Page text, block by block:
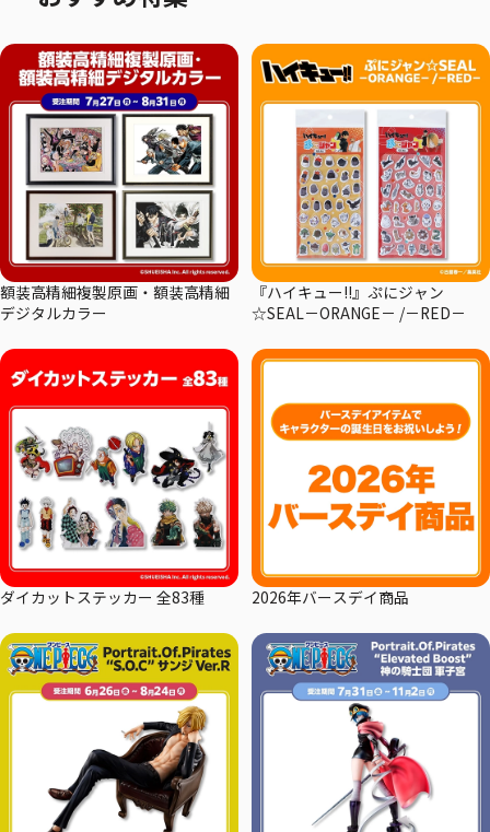
額装高精細複製原画・額装高精細
デジタルカラー
『ハイキュー!!』ぷにジャン
☆SEAL－ORANGE－ /－RED－
ダイカットステッカー 全83種 2026年バースデイ商品